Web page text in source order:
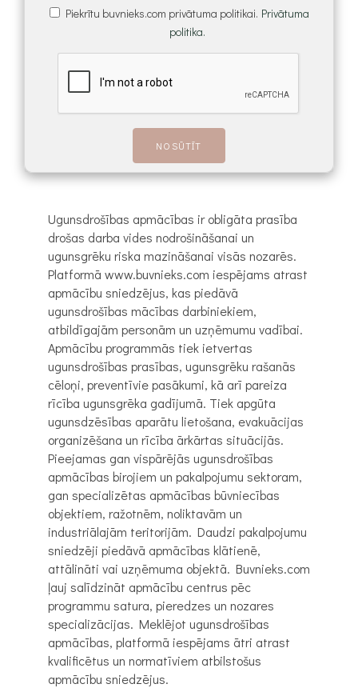
Piekrītu buvnieks.com privātuma politikai. Privātuma
politika.
Ugunsdrošības apmācības ir obligāta prasība
drošas darba vides nodrošināšanai un
ugunsgrēku riska mazināšanai visās nozarēs.
Platformā www.buvnieks.com iespējams atrast
apmācību sniedzējus, kas piedāvā
ugunsdrošības mācības darbiniekiem,
atbildīgajām personām un uzņēmumu vadībai.
Apmācību programmās tiek ietvertas
ugunsdrošības prasības, ugunsgrēku rašanās
cēloņi, preventīvie pasākumi, kā arī pareiza
rīcība ugunsgrēka gadījumā. Tiek apgūta
ugunsdzēsības aparātu lietošana, evakuācijas
organizēšana un rīcība ārkārtas situācijās.
Pieejamas gan vispārējās ugunsdrošības
apmācības birojiem un pakalpojumu sektoram,
gan specializētas apmācības būvniecības
objektiem, ražotnēm, noliktavām un
industriālajām teritorijām. Daudzi pakalpojumu
sniedzēji piedāvā apmācības klātienē,
attālināti vai uzņēmuma objektā. Buvnieks.com
ļauj salīdzināt apmācību centrus pēc
programmu satura, pieredzes un nozares
specializācijas. Meklējot ugunsdrošības
apmācības, platformā iespējams ātri atrast
kvalificētus un normatīviem atbilstošus
apmācību sniedzējus.